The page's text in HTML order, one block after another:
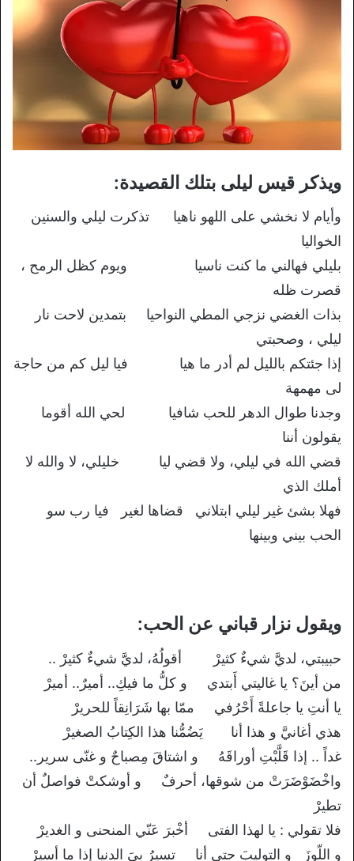
ويذكر قيس ليلى بتلك القصيدة:
وأيام لا نخشي على اللهو ناهيا تذكرت ليلي والسنين
الخواليا
بليلي فهالني ما كنت ناسيا ويوم كظل الرمح ،
قصرت ظله
بذات الغضي نزجي المطي النواحيا بتمدين لاحت نار
ليلي ، وصحبتي
إذا جئتكم بالليل لم أدر ما هيا فيا ليل كم من حاجة
لى مهمهة
وجدنا طوال الدهر للحب شافيا لحي الله أقوما
يقولون أننا
قضي الله في ليلي، ولا قضي ليا خليلي، لا والله لا
أملك الذي
فهلا بشئ غير ليلي ابتلاني قضاها لغير فيا رب سو
الحب بيني وبينها
ويقول نزار قباني عن الحب:
حبيبتي، لديَّ شيءٌ كثيرْ أقولُهُ، لديَّ شيءٌ كثيرْ ..
من أينَ؟ يا غاليتي أَبتدي و كلُّ ما فيكِ.. أميرٌ.. أميرْ
يا أنتِ يا جاعلةً أَحْرُفي ممّا بها شَرَانِقاً للحريرْ
هذي أغانيَّ و هذا أنا يَضُمُّنا هذا الكِتابُ الصغيرْ
غداً .. إذا قَلَّبْتِ أوراقَهُ و اشتاقَ مِصباحٌ و غنّى سرير..
واخْضَوْضَرَتْ من شوقها، أحرفٌ و أوشكتْ فواصلٌ أن
تطيرْ
فلا تقولي : يا لهذا الفتى أخْبرَ عَنّي المنحنى و الغديرْ
و اللّوزَ و التوليبَ حتى أنا تسيرُ بِيَ الدنيا إذا ما أسيرْ